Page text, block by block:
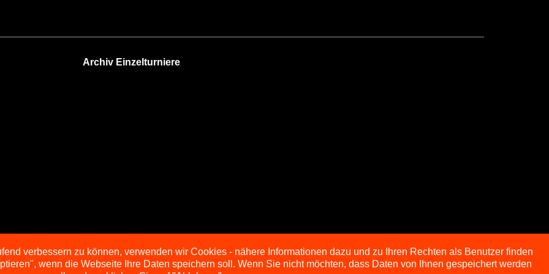
Archiv Einzelturniere
verbessern zu können, verwenden wir Cookies - nähere Informationen dazu und zu Ihren Rechten als Benutzer finden
wenn die Webseite Ihre Daten speichern soll. Wenn Sie nicht möchten, dass Daten von Ihnen gespeichert werden